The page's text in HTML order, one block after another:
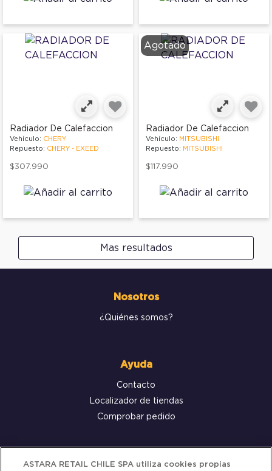
Radiador De Calefaccion
Vehículo: CHERY
Repuesto: CHERY - EXEED
$307.990
Agotado
Radiador De Calefaccion
Vehículo: MITSUBISHI
Repuesto: MITSUBISHI
$117.990
Mas resultados
Nosotros
¿Quiénes somos?
Ayuda
Contacto
Localizador de tiendas
Comprobar pedido
Servicio al cliente
ASTARA RETAIL CHILE SPA utiliza cookies propias